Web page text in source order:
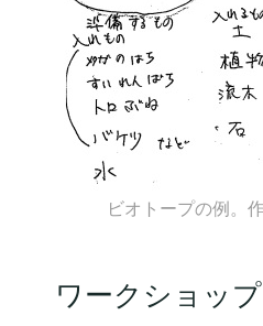
ビオトープの例。
ワークショッ